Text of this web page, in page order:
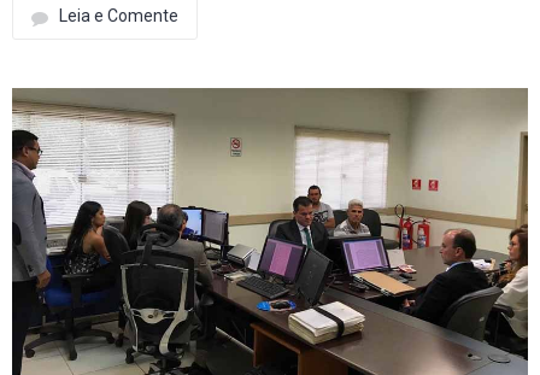
Leia e Comente